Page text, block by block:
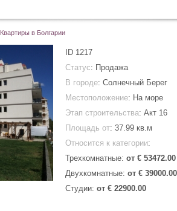
Квартиры в Болгарии
ID 1217
Статус: Продажа
В городе: Солнечный Берег
Местоположение: На море
Этап строительства: Акт 16
Площадь от: 37.99 кв.м
Относится к категории:
Трехкомнатные: от € 53472.00
Двухкомнатные: от € 39000.00
Студии: от € 22900.00